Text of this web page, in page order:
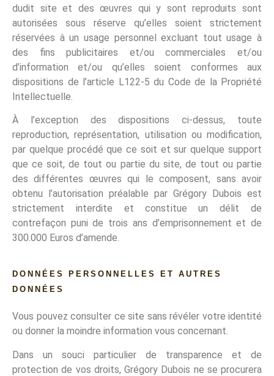
dudit site et des œuvres qui y sont reproduits sont
autorisées sous réserve qu’elles soient strictement
réservées à un usage personnel excluant tout usage à
des fins publicitaires et/ou commerciales et/ou
d’information et/ou qu’elles soient conformes aux
dispositions de l’article L122-5 du Code de la Propriété
Intellectuelle.
À l’exception des dispositions ci-dessus, toute
reproduction, représentation, utilisation ou modification,
par quelque procédé que ce soit et sur quelque support
que ce soit, de tout ou partie du site, de tout ou partie
des différentes œuvres qui le composent, sans avoir
obtenu l’autorisation préalable par Grégory Dubois est
strictement interdite et constitue un délit de
contrefaçon puni de trois ans d’emprisonnement et de
300.000 Euros d’amende.
DONNÉES PERSONNELLES ET AUTRES
DONNÉES
Vous pouvez consulter ce site sans révéler votre identité
ou donner la moindre information vous concernant.
Dans un souci particulier de transparence et de
protection de vos droits, Grégory Dubois ne se procurera